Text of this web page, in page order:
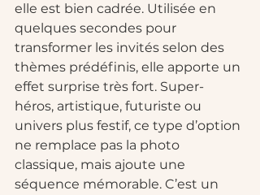
elle est bien cadrée. Utilisée en
quelques secondes pour
transformer les invités selon des
thèmes prédéfinis, elle apporte un
effet surprise très fort. Super-
héros, artistique, futuriste ou
univers plus festif, ce type d’option
ne remplace pas la photo
classique, mais ajoute une
séquence mémorable. C’est un